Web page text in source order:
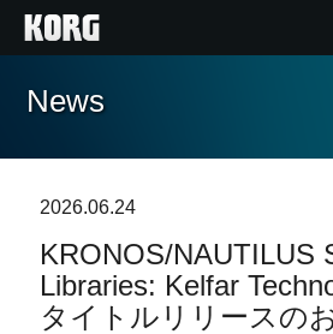
Home
Import Products
Features
News
2026.06.24
KRONOS/NAUTILUS
Libraries: Kelfar
タイトルリリースの